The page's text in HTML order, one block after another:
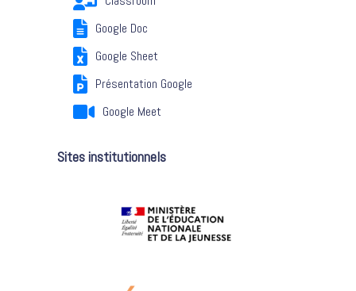
Google Doc
Google Sheet
Présentation Google
Google Meet
Sites institutionnels